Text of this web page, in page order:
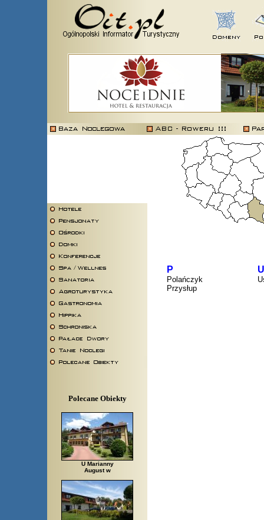
Polecane Obiekty
U Marianny
August w
P
Polańczyk
Przysłup
U